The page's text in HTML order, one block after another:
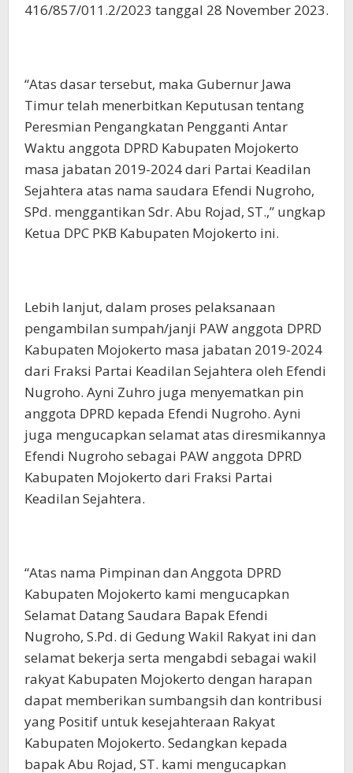
416/857/011.2/2023 tanggal 28 November 2023.
“Atas dasar tersebut, maka Gubernur Jawa
Timur telah menerbitkan Keputusan tentang
Peresmian Pengangkatan Pengganti Antar
Waktu anggota DPRD Kabupaten Mojokerto
masa jabatan 2019-2024 dari Partai Keadilan
Sejahtera atas nama saudara Efendi Nugroho,
SPd. menggantikan Sdr. Abu Rojad, ST.,” ungkap
Ketua DPC PKB Kabupaten Mojokerto ini.
Lebih lanjut, dalam proses pelaksanaan
pengambilan sumpah/janji PAW anggota DPRD
Kabupaten Mojokerto masa jabatan 2019-2024
dari Fraksi Partai Keadilan Sejahtera oleh Efendi
Nugroho. Ayni Zuhro juga menyematkan pin
anggota DPRD kepada Efendi Nugroho. Ayni
juga mengucapkan selamat atas diresmikannya
Efendi Nugroho sebagai PAW anggota DPRD
Kabupaten Mojokerto dari Fraksi Partai
Keadilan Sejahtera.
“Atas nama Pimpinan dan Anggota DPRD
Kabupaten Mojokerto kami mengucapkan
Selamat Datang Saudara Bapak Efendi
Nugroho, S.Pd. di Gedung Wakil Rakyat ini dan
selamat bekerja serta mengabdi sebagai wakil
rakyat Kabupaten Mojokerto dengan harapan
dapat memberikan sumbangsih dan kontribusi
yang Positif untuk kesejahteraan Rakyat
Kabupaten Mojokerto. Sedangkan kepada
bapak Abu Rojad, ST. kami mengucapkan